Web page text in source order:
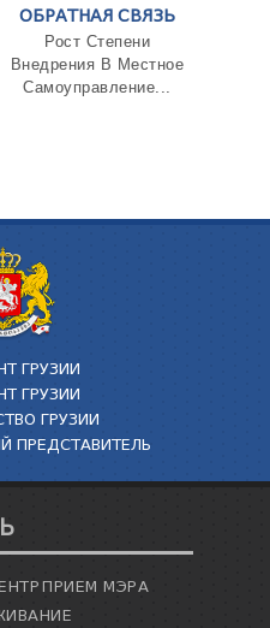
ОБРАТНАЯ СВЯЗЬ
Рост Степени
Внедрения В Местное
Самоуправление...
ГРУЗИИ
ГРУЗИИ
ГРУЗИИ
ПРЕДСТАВИТЕЛЬ
ПРИЕМ МЭРА